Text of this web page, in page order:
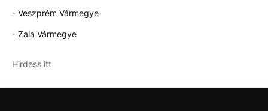
- Veszprém Vármegye
- Zala Vármegye
Hirdess itt